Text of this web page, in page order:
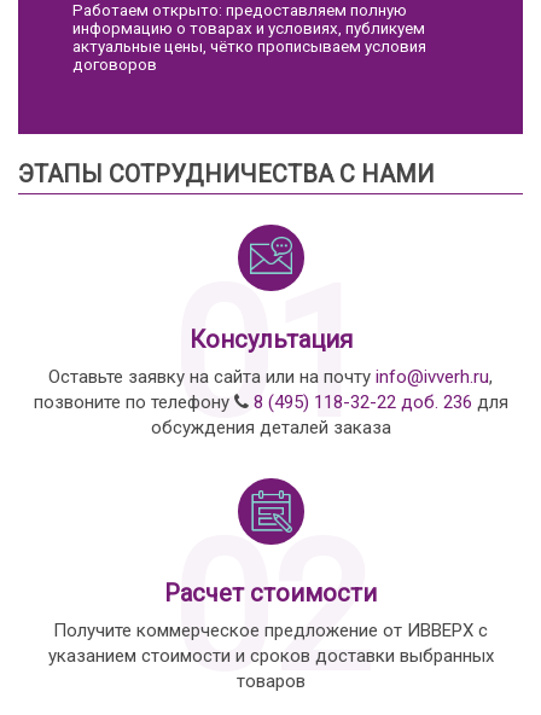
Работаем открыто: предоставляем полную
информацию о товарах и условиях, публикуем
актуальные цены, чётко прописываем условия
договоров
ЭТАПЫ СОТРУДНИЧЕСТВА С НАМИ
01
Консультация
Оставьте заявку на сайта или на почту info@ivverh.ru,
позвоните по телефону
8 (495) 118-32-22 доб. 236 для
обсуждения деталей заказа
02
Расчет стоимости
Получите коммерческое предложение от ИВВЕРХ с
указанием стоимости и сроков доставки выбранных
товаров